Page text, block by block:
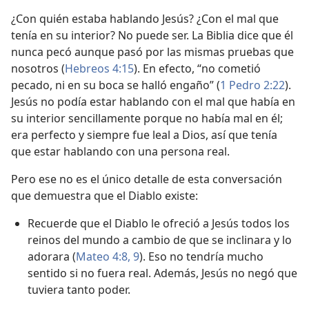
¿Con quién estaba hablando Jesús? ¿Con el mal que
tenía en su interior? No puede ser. La Biblia dice que él
nunca pecó aunque pasó por las mismas pruebas que
nosotros (Hebreos 4:15). En efecto, “no cometió
pecado, ni en su boca se halló engaño” (1 Pedro 2:22).
Jesús no podía estar hablando con el mal que había en
su interior sencillamente porque no había mal en él;
era perfecto y siempre fue leal a Dios, así que tenía
que estar hablando con una persona real.
Pero ese no es el único detalle de esta conversación
que demuestra que el Diablo existe:
Recuerde que el Diablo le ofreció a Jesús todos los
reinos del mundo a cambio de que se inclinara y lo
adorara (Mateo 4:8, 9). Eso no tendría mucho
sentido si no fuera real. Además, Jesús no negó que
tuviera tanto poder.